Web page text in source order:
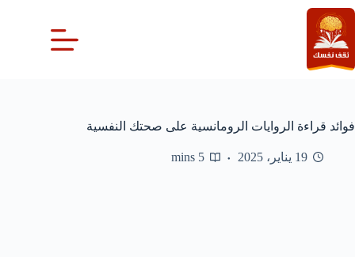
التجاوز
إلى
المحتوى
فوائد قراءة الروايات الرومانسية على صحتك النفسية
19 يناير، 2025 5 mins